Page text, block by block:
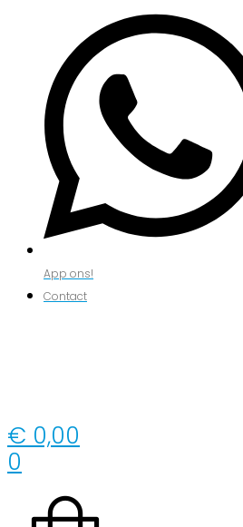
App ons!
Contact
€ 0,00
0